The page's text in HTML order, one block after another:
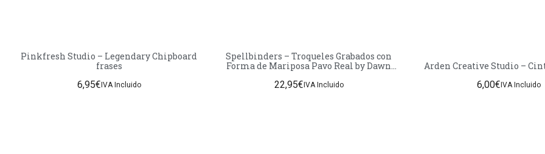
Pinkfresh Studio – Legendary Chipboard
frases
6,95€IVA Incluido
Spellbinders – Troqueles Grabados con
Forma de Mariposa Pavo Real by Dawn
22,95€IVA Incluido
Arden Creative
6,00€IVA Incluido